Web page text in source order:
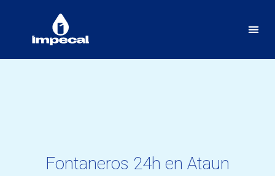
Fontaneros 24h en Ataun